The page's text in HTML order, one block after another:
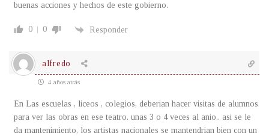
buenas acciones y hechos de este gobierno.
0 0 Responder
alfredo
4 años atrás
En Las escuelas , liceos , colegios, deberian hacer visitas de alumnos
para ver las obras en ese teatro. unas 3 o 4 veces al anio.. asi se le
da mantenimiento, los artistas nacionales se mantendrian bien con un